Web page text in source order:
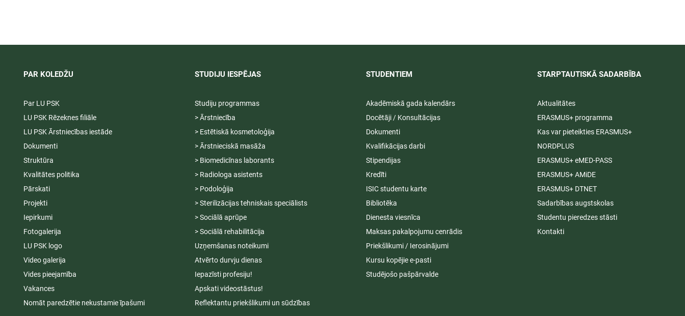
PAR KOLEDŽU
Par LU PSK
LU PSK Rēzeknes filiāle
LU PSK Ārstniecības iestāde
Dokumenti
Struktūra
Kvalitātes politika
Pārskati
Projekti
Iepirkumi
Fotogalerija
LU PSK logo
Video galerija
Vides pieejamība
Vakances
Nomāt paredzētie nekustamie īpašumi
STUDIJU IESPĒJAS
Studiju programmas
> Ārstniecība
> Estētiskā kosmetoloģija
> Ārstnieciskā masāža
> Biomedicīnas laborants
> Radiologa asistents
> Podoloģija
> Sterilizācijas tehniskais speciālists
> Sociālā aprūpe
> Sociālā rehabilitācija
Uzņemšanas noteikumi
Atvērto durvju dienas
Iepazīsti profesiju!
Apskati videostāstus!
Reflektantu priekšlikumi un sūdzības
STUDENTIEM​
Akadēmiskā gada kalendārs
Docētāji / Konsultācijas
Dokumenti
Kvalifikācijas darbi
Stipendijas
Kredīti
ISIC studentu karte
Bibliotēka
Dienesta viesnīca
Maksas pakalpojumu cenrādis
Priekšlikumi / Ierosinājumi
Kursu kopējie e-pasti
Studējošo pašpārvalde
STARPTAUTISKĀ SADARBĪBA​
Aktualitātes
ERASMUS+ programma
Kas var pieteikties ERASMUS+
NORDPLUS
ERASMUS+ eMED-PASS
ERASMUS+ AMiDE
ERASMUS+ DTNET
Sadarbības augstskolas
Studentu pieredzes stāsti
Kontakti